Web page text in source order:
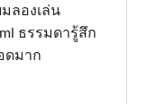
ลองเล่น
ธรรมดารู้สึก
ดมาก